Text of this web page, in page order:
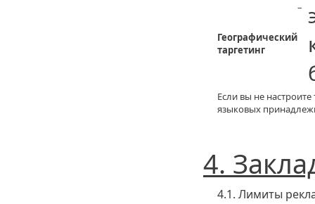
Географический
таргетинг
–
Если вы не
языковых
4.
4.1. Лимиты